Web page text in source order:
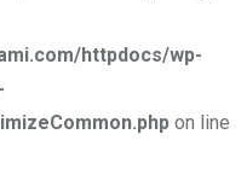
httpdocs/wp-
on line